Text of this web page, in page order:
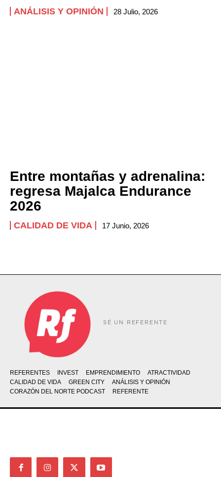
ANÁLISIS Y OPINIÓN 28 Julio, 2026
Entre montañas y adrenalina:
regresa Majalca Endurance
2026
CALIDAD DE VIDA 17 Junio, 2026
SÉ UN REFERENTE
REFERENTES INVEST EMPRENDIMIENTO
ATRACTIVIDAD
CALIDAD DE VIDA
GREEN CITY
ANÁLISIS Y OPINIÓN
CORAZÓN DEL NORTE PODCAST
REFERENTE